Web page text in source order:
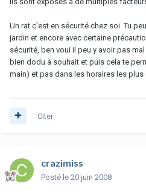
Un rat c'est en sécurité chez soi. Tu
jardin et encore avec certaine
sécurité, ben voui il peu y avoir pas
bien dodu à souhait et puis cela te
main) et pas dans les horaires les
Citer
crazimiss
Posté le 20 juin 2008